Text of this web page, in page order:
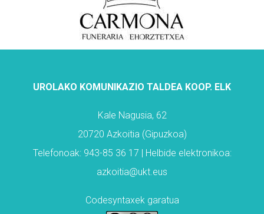
UROLAKO KOMUNIKAZIO TALDEA KOOP. ELK
Kale Nagusia, 62
20720 Azkoitia (Gipuzkoa)
Telefonoak: 943-85 36 17 | Helbide elektronikoa:
azkoitia@ukt.eus
Codesyntaxek garatua